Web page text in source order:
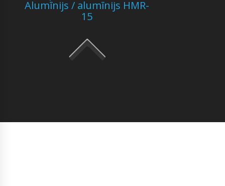
Alumīnijs / alumīnijs HMR-
15